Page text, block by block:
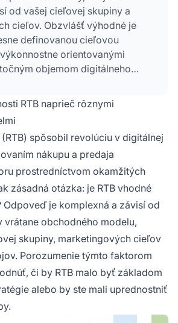
od vašej cieľovej skupiny a
cieľov. Obzvlášť výhodné je
definovanou cieľovou
orientovanými
objemom digitálneho
aplikácie a cestovné
čo firmy zamerané na širokú
s nedostatkom zákazníckych
viac z iných stratégií.
RTB naprieč rôznymi
spôsobil revolúciu v digitálnej
nákupu a predaja
prostredníctvom okamžitých
zásadná otázka: je RTB vhodné
je komplexná a závisí od
obchodného modelu,
skupiny, marketingových cieľov
Porozumenie týmto faktorom
či by RTB malo byť základom
alebo by ste mali uprednostniť